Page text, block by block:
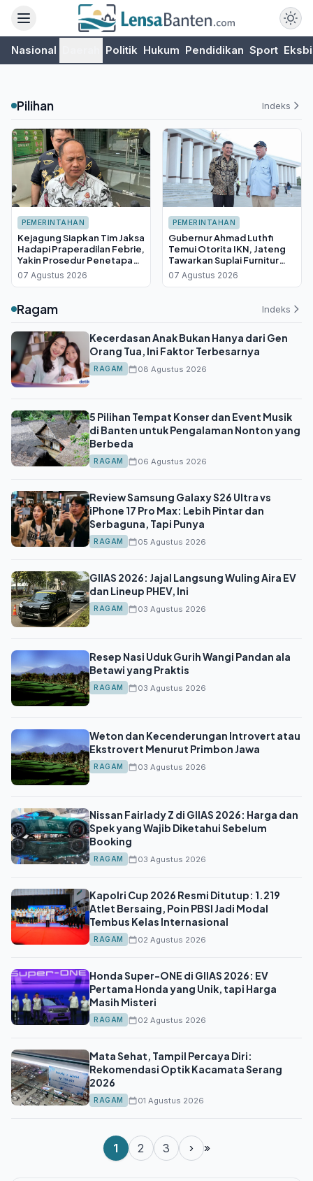
Nasional Politik Hukum Pendidikan Sport
Pilihan Indeks
PEMERINTAHAN
Kejagung Siapkan Tim Jaksa
Hadapi Praperadilan Febrie,
Yakin Prosedur Penetapan
Tersangka Sah
07 Agustus 2026
PEMERINTAHAN
Gubernur Ahmad Luthfi
Temui Otorita IKN, Jateng
Tawarkan Suplai Furnitur
Hingga Insentif Fiskal
07 Agustus 2026
Ragam Indeks
Kecerdasan Anak Bukan Hanya dari Gen
Orang Tua, Ini Faktor Terbesarnya
RAGAM 08 Agustus 2026
5 Pilihan Tempat Konser dan Event Musik
di Banten untuk Pengalaman Nonton yang
Berbeda
RAGAM 06 Agustus 2026
Review Samsung Galaxy S26 Ultra vs
iPhone 17 Pro Max: Lebih Pintar dan
Serbaguna, Tapi Punya
RAGAM 05 Agustus 2026
GIIAS 2026: Jajal Langsung Wuling Aira EV
dan Lineup PHEV, Ini
RAGAM 03 Agustus 2026
Resep Nasi Uduk Gurih Wangi Pandan ala
Betawi yang Praktis
RAGAM 03 Agustus 2026
Weton dan Kecenderungan Introvert atau
Ekstrovert Menurut Primbon Jawa
RAGAM 03 Agustus 2026
Nissan Fairlady Z di GIIAS 2026: Harga dan
Spek yang Wajib Diketahui Sebelum
Booking
RAGAM 03 Agustus 2026
Kapolri Cup 2026 Resmi Ditutup: 1.219
Atlet Bersaing, Poin PBSI Jadi Modal
Tembus Kelas Internasional
RAGAM 02 Agustus 2026
Honda Super-ONE di GIIAS 2026: EV
Pertama Honda yang Unik, tapi Harga
Masih Misteri
RAGAM 02 Agustus 2026
Mata Sehat, Tampil Percaya Diri:
Rekomendasi Optik Kacamata Serang
2026
RAGAM 01 Agustus 2026
1 2 3 › »